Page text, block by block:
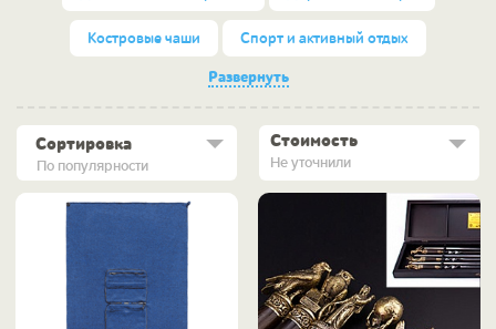
Костровые чаши Спорт и активный отдых
Развернуть
По популярности
Сортировка Стоимость
Не уточнили